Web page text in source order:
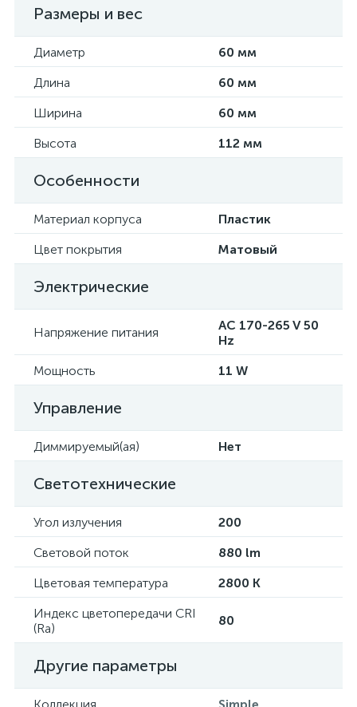
Размеры и вес
Диаметр
60 мм
Длина
60 мм
Ширина
60 мм
Высота
112 мм
Особенности
Материал корпуса
Пластик
Цвет покрытия
Матовый
Электрические
Напряжение питания
AC 170-265 V 50
Hz
Мощность
11 W
Управление
Диммируемый(ая) Нет
Светотехнические
Угол излучения
200
Световой поток
880 lm
Цветовая температура
2800 K
Индекс цветопередачи CRI
(Ra)
80
Другие параметры